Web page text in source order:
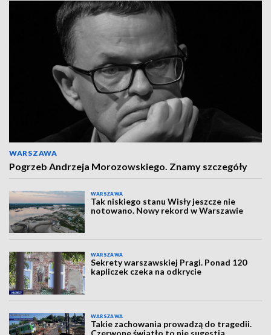
WARSZAWA
Pogrzeb Andrzeja Morozowskiego. Znamy szczegóły
WARSZAWA
Tak niskiego stanu Wisły jeszcze nie
notowano. Nowy rekord w Warszawie
WARSZAWA
Sekrety warszawskiej Pragi. Ponad 120
kapliczek czeka na odkrycie
WARSZAWA
Takie zachowania prowadzą do tragedii.
Czerwone światło to nie sugestia